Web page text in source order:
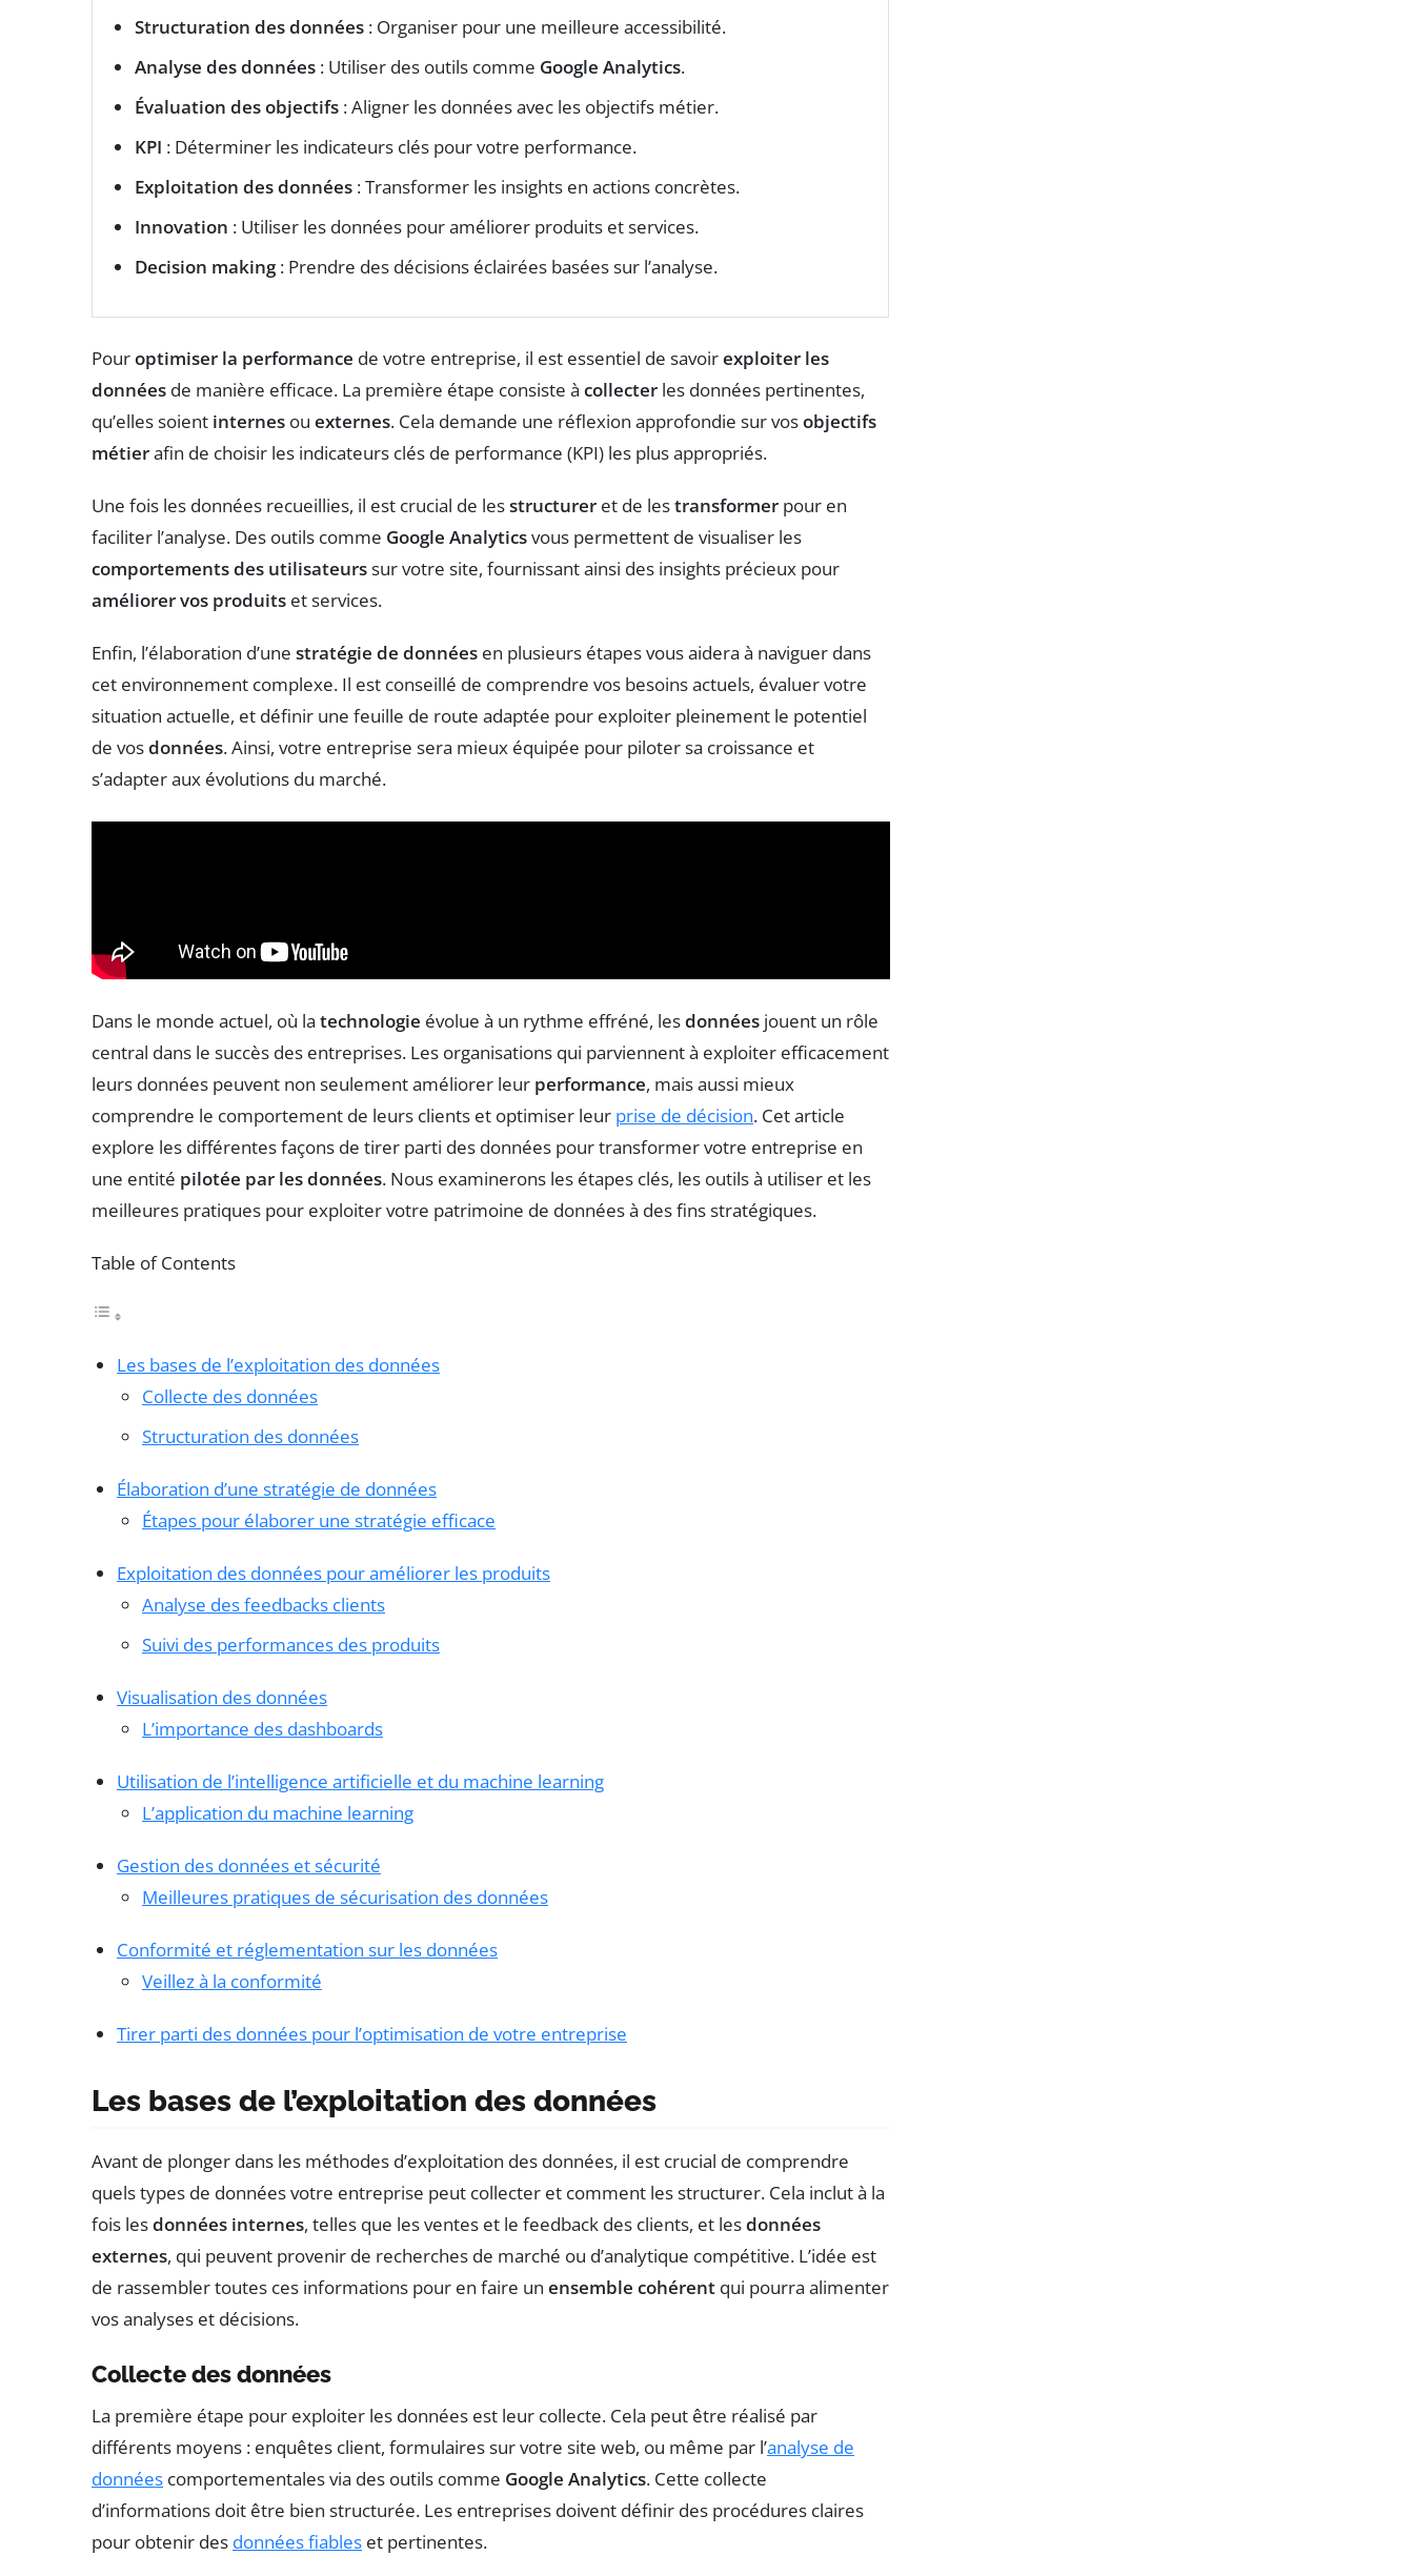
Structuration des données : Organiser pour une meilleure accessibilité.
Analyse des données : Utiliser des outils comme Google Analytics.
Évaluation des objectifs : Aligner les données avec les objectifs métier.
KPI : Déterminer les indicateurs clés pour votre performance.
Exploitation des données : Transformer les insights en actions concrètes.
Innovation : Utiliser les données pour améliorer produits et services.
Decision making: Prendre des décisions éclairées basées sur l’analyse.
Pouroptimiser la performance de votre entreprise, il est essentiel de savoirexploiter les
données de manière efficace. La première étape consiste à collecter les données pertinentes,
qu’elles soient internes ou externes. Cela demande une réflexion approfondie sur vosobjectifs
métierafin de choisir les indicateurs clés de performance (KPI) les plus appropriés.
Une fois les données recueillies, il est crucial de lesstructurer et de lestransformer pour en
faciliter l’analyse. Des outils comme Google Analyticsvous permettent de visualiser les
comportements des utilisateurssur votre site, fournissant ainsi des insights précieux pour
améliorer vos produits et services.
Enfin, l’élaboration d’une stratégie de données en plusieurs étapes vous aidera à naviguer dans
cet environnement complexe. Il est conseillé de comprendre vos besoins actuels, évaluer votre
situation actuelle, et définir une feuille de route adaptée pour exploiter pleinement le potentiel
de vosdonnées. Ainsi, votre entreprise sera mieux équipée pour piloter sa croissance et
s’adapter aux évolutions du marché.
Dans le monde actuel, où la technologie évolue à un rythme effréné, lesdonnées jouent un rôle
central dans le succès des entreprises. Les organisations qui parviennent à exploiter efficacement
leurs données peuvent non seulement améliorer leur performance, mais aussi mieux
comprendre le comportement de leurs clients et optimiser leur prise de décision. Cet article
explore les différentes façons de tirer parti des données pour transformer votre entreprise en
une entité pilotée par les données. Nous examinerons les étapes clés, les outils à utiliser et les
meilleures pratiques pour exploiter votre patrimoine de données à des fins stratégiques.
Table of Contents
Les bases de l’exploitation des données
Collecte des données
Structuration des données
Élaboration d’une stratégie de données
Étapes pour élaborer une stratégie efficace
Exploitation des données pour améliorer les produits
Analyse des feedbacks clients
Suivi des performances des produits
Visualisation des données
L’importance des dashboards
Utilisation de l’intelligence artificielle et du machine learning
L’application du machine learning
Gestion des données et sécurité
Meilleures pratiques de sécurisation des données
Conformité et réglementation sur les données
Veillez à la conformité
Tirer parti des données pour l’optimisation de votre entreprise
Les bases de l’exploitation des données
Avant de plonger dans les méthodes d’exploitation des données, il est crucial de comprendre
quels types de données votre entreprise peut collecter et comment les structurer. Cela inclut à la
fois lesdonnées internes, telles que les ventes et le feedback des clients, et lesdonnées
externes, qui peuvent provenir de recherches de marché ou d’analytique compétitive. L’idée est
de rassembler toutes ces informations pour en faire un ensemble cohérent qui pourra alimenter
vos analyses et décisions.
Collecte des données
La première étape pour exploiter les données est leur collecte. Cela peut être réalisé par
différents moyens : enquêtes client, formulaires sur votre site web, ou même par l’analyse de
données comportementales via des outils comme Google Analytics. Cette collecte
d’informations doit être bien structurée. Les entreprises doivent définir des procédures claires
pour obtenir des données fiables et pertinentes.